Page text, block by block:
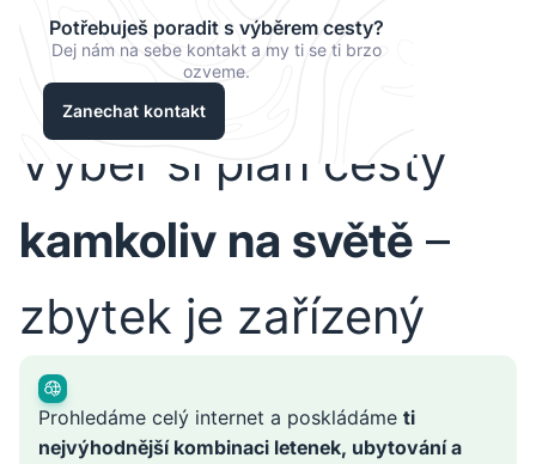
Potřebuješ poradit s výběrem cesty?
Dej nám na sebe kontakt a my ti se ti brzo
ozveme.
Zanechat kontakt
Vyber si plán cesty
kamkoliv na světě –
zbytek je zařízený
Prohledáme celý internet a poskládáme ti
nejvýhodnější kombinaci letenek, ubytování a